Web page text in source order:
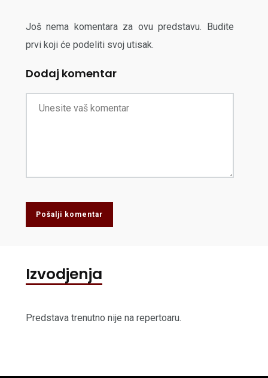
Još nema komentara za ovu predstavu. Budite
prvi koji će podeliti svoj utisak.
Dodaj komentar
Pošalji komentar
Izvodjenja
Predstava trenutno nije na repertoaru.